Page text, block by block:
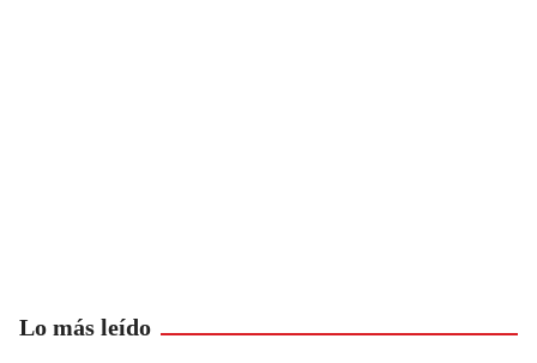
Lo más leído